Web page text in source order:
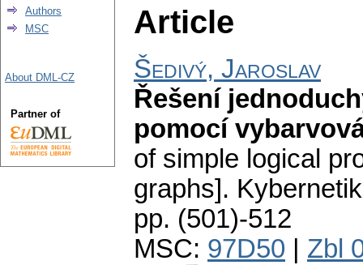
Article
Šedivý, Jaroslav
Řešení
pomocí
of simple logical
graphs].
pp. (501)-512
MSC: 97D50 Zbl
Authors
MSC
About DML-CZ
Partner of